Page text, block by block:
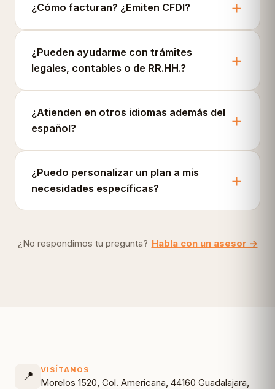
¿Cómo facturan? ¿Emiten CFDI?
¿Pueden ayudarme con trámites
legales, contables o de RR.HH.?
¿Atienden en otros idiomas además del
español?
¿Puedo personalizar un plan a mis
necesidades específicas?
¿No respondimos tu pregunta? Habla con un asesor →
📍 VISÍTANOS
Morelos 1520, Col. Americana, 44160 Guadalajara,